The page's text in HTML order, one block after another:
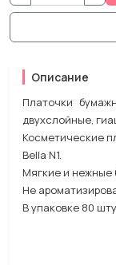
Описание
Платочки
двухслойные,
Косметические
Bella N1.
Мягкие и нежные
Не
В упаковке 80